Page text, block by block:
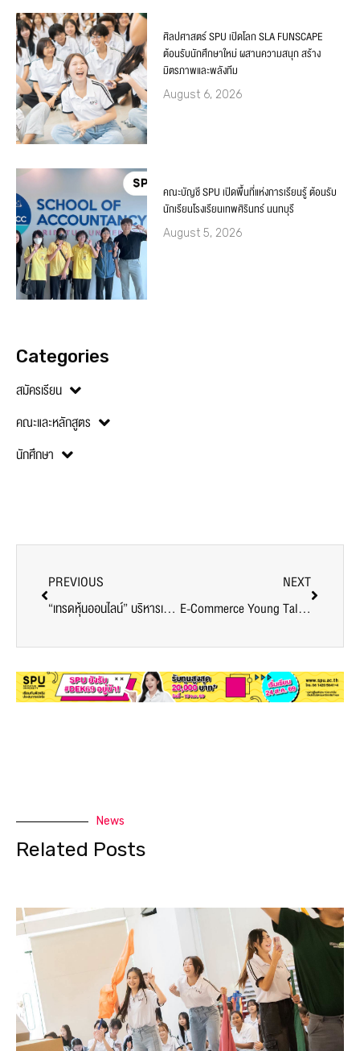
ศิลปศาสตร์ SPU เปิดโลก SLA FUNSCAPE
ต้อนรับนักศึกษาใหม่ ผสานความสนุก สร้าง
มิตรภาพและพลังทีม
August 6, 2026
คณะบัญชี SPU เปิดพื้นที่แห่งการเรียนรู้ ต้อนรับ
นักเรียนโรงเรียนเทพศิรินทร์ นนทบุรี
August 5, 2026
Categories
สมัครเรียน
คณะและหลักสูตร
นักศึกษา
PREVIOUS
“เทรดหุ้นออนไลน์” บริหารเงินง่ายๆอย่างมืออาชีพ
NEXT
E-Commerce Young Talent Season 3 การแข่งขันธุรกิจออนไลน์ การค้าในยุคไทยแลนด์ 4.0
News
Related Posts